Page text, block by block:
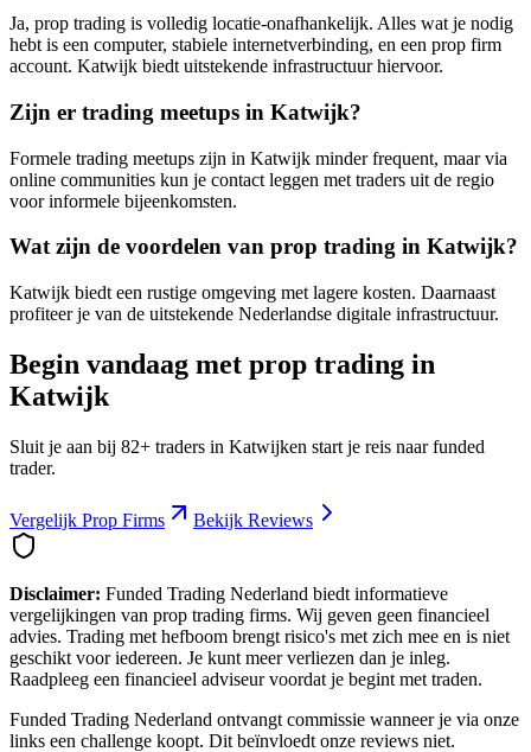
Ja, prop trading is volledig locatie-onafhankelijk. Alles wat je nodig
hebt is een computer, stabiele internetverbinding, en een prop firm
account. Katwijk biedt uitstekende infrastructuur hiervoor.
Zijn er trading meetups in Katwijk?
Formele trading meetups zijn in Katwijk minder frequent, maar via
online communities kun je contact leggen met traders uit de regio
voor informele bijeenkomsten.
Wat zijn de voordelen van prop trading in Katwijk?
Katwijk biedt een rustige omgeving met lagere kosten. Daarnaast
profiteer je van de uitstekende Nederlandse digitale infrastructuur.
Begin vandaag met prop trading in
Katwijk
Sluit je aan bij 82+ traders in Katwijken start je reis naar funded
trader.
Vergelijk Prop Firms Bekijk Reviews
Disclaimer: Funded Trading Nederland biedt informatieve
vergelijkingen van prop trading firms. Wij geven geen financieel
advies. Trading met hefboom brengt risico's met zich mee en is niet
geschikt voor iedereen. Je kunt meer verliezen dan je inleg.
Raadpleeg een financieel adviseur voordat je begint met traden.
Funded Trading Nederland ontvangt commissie wanneer je via onze
links een challenge koopt. Dit beïnvloedt onze reviews niet.